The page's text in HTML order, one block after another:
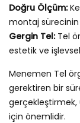
Doğru Ölçüm:
montaj sürecinin
Gergin Tel:Tel
estetik ve işlevsel
Menemen Tel
gerektiren bir
için önemlidir.